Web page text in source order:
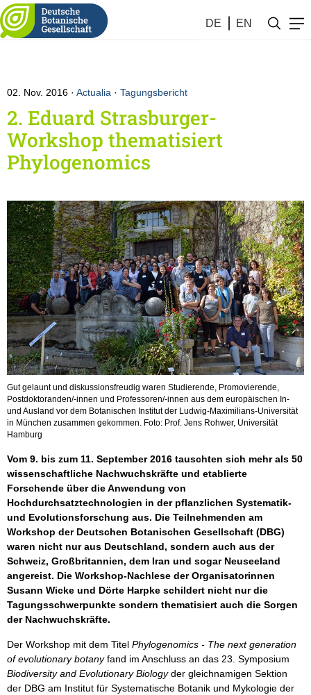
DE EN
02. Nov. 2016 Actualia · Tagungsbericht
2. Eduard Strasburger-
Workshop thematisiert
Phylogenomics
Gut gelaunt und diskussionsfreudig waren Studierende, Promovierende,
Postdoktoranden/-innen und Professoren/-innen aus dem europäischen In-
und Ausland vor dem Botanischen Institut der Ludwig-Maximilians-Universität
in München zusammen gekommen. Foto: Prof. Jens Rohwer, Universität
Hamburg
Vom 9. bis zum 11. September 2016 tauschten sich mehr als 50
wissenschaftliche Nachwuchskräfte und etablierte
Forschende über die Anwendung von
Hochdurchsatztechnologien in der pflanzlichen Systematik-
und Evolutionsforschung aus. Die Teilnehmenden am
Workshop der Deutschen Botanischen Gesellschaft (DBG)
waren nicht nur aus Deutschland, sondern auch aus der
Schweiz, Großbritannien, dem Iran und sogar Neuseeland
angereist. Die Workshop-Nachlese der Organisatorinnen
Susann Wicke und Dörte Harpke schildert nicht nur die
Tagungsschwerpunkte sondern thematisiert auch die Sorgen
der Nachwuchskräfte.
Der Workshop mit dem Titel Phylogenomics - The next generation
of evolutionary botanyfand im Anschluss an das 23. Symposium
Biodiversity and Evolutionary Biologyder gleichnamigen Sektion
der DBG am Institut für Systematische Botanik und Mykologie der